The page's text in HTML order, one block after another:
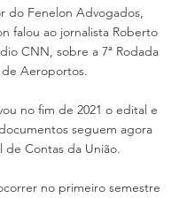
do Fenelon Advogados,
falou ao jornalista Roberto
CNN, sobre a 7ª Rodada
Aeroportos.
no fim de 2021 o edital e
seguem agora
de Contas da União.
no primeiro semestre